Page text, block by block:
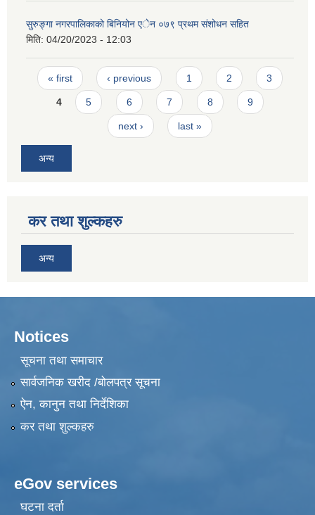
सुरुङ्गा नगरपालिकाको बिनियोन एेन ०७९ प्रथम संशोधन सहित
मिति: 04/20/2023 - 12:03
Pages
« first ‹ previous 1 2 3
4 5 6 7 8 9
next › last »
अन्य
कर तथा शुल्कहरु
अन्य
Notices
सूचना तथा समाचार
सार्वजनिक खरीद /बोलपत्र सूचना
ऐन, कानुन तथा निर्देशिका
कर तथा शुल्कहरु
eGov services
घटना दर्ता